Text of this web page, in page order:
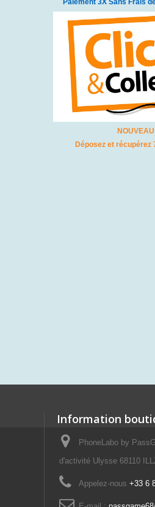
Paiement 3X Sans Frais
NOUVEAU
Déposez et récupérez
Information
PhoneLabo by
d'activité Ulysse 68110
Appelez-nous +33 6